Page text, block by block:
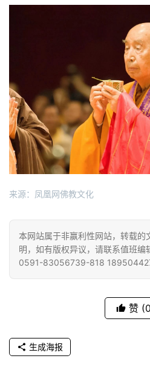
艺
法
规
免
责
声
明
来源：凤凰网佛教文化
本网站属于非赢利性网站，转载的
明，如有版权异议，请联系值班编
0591-83056739-818
赞
生成海报